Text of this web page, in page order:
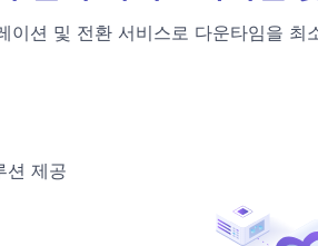
션 및 전환 서비스로 다운타임을 최
션 제공